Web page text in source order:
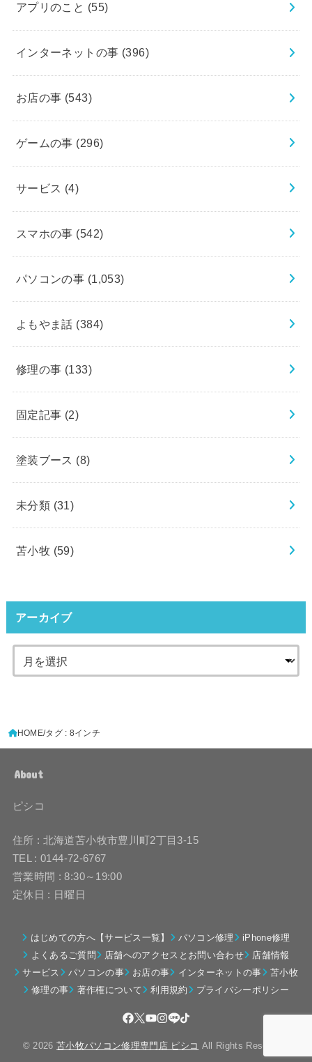
アプリのこと (55)
インターネットの事 (396)
お店の事 (543)
ゲームの事 (296)
サービス (4)
スマホの事 (542)
パソコンの事 (1,053)
よもやま話 (384)
修理の事 (133)
固定記事 (2)
塗装ブース (8)
未分類 (31)
苫小牧 (59)
アーカイブ
HOME タグ : 8インチ
About
ピシコ
住所 : 北海道苫小牧市豊川町2丁目3-15
TEL : 0144-72-6767
営業時間 : 8:30～19:00
定休日 : 日曜日
はじめての方へ【サービス一覧】 パソコン修理
iPhone修理
よくあるご質問
店舗へのアクセスとお問い合わせ
店舗情報
サービス
パソコンの事 お店の事 インターネットの事
苫小牧
修理の事
著作権について 利用規約 プライバシーポリシー
© 2026苫小牧パソコン修理専門店 ピシコ All Rights Reserved.